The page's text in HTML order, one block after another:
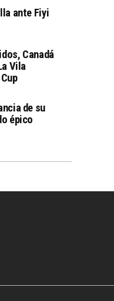
ante Fiyi
Canadá
Vila
de su
épico